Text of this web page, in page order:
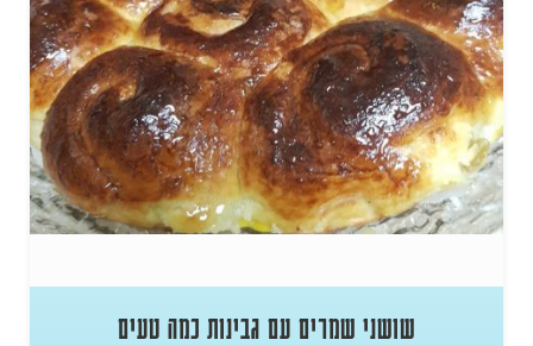
שושני שמרים עם גבינות כמה טעים